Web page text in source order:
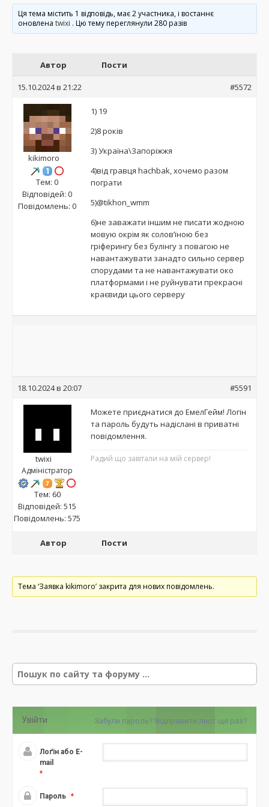
Ця тема містить 1 відповідь, має 2 участника, і востаннє
оновлена twixi . Цю тему переглянули 280 разів
Автор Пости
15.10.2024 в 21:22 #5572
kikimoro
Тем: 0
Відповідей: 0
Повідомлень: 0
1) 19
2)8 років
3) Україна\Запоріжжя
4)від гравця hachbak, хочемо разом
пограти
5)@tikhon_wmm
6)не заважати іншим не писати жодною
мовую окрім як солов’їною без
гріферингу без булінгу з повагою не
навантажувати занадто сильно сервер
спорудами та не навантажувати око
платформами і не руйнувати прекрасні
краєвиди цього серверу
18.10.2024 в 20:07 #5591
twixi
Адміністратор
Тем: 60
Відповідей: 515
Повідомлень: 575
Можете приєднатися до ЕмелГейм! Логін
та пароль будуть надіслані в приватні
повідомлення.
Радий що завітали на мій сервер!
Автор Пости
Тема ‘Заявка kikimoro’ закрита для нових повідомлень.
Р
е
у
Увійти Забули пароль? Відправити лист ще раз?
Лоґін або E-
mail
*
Пароль *